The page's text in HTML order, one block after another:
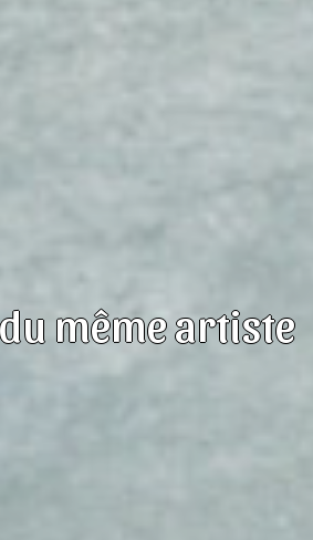
même artiste